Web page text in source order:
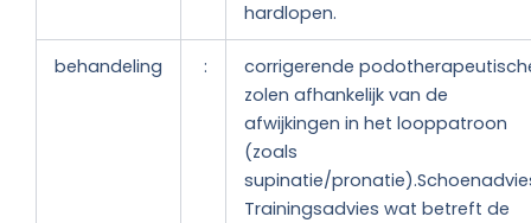
hardlopen.
behandeling :
corrigerende
zolen afhankelijk van de
afwijkingen in het looppatroon
(zoals
supinatie/
Trainingsadvies wat betreft de